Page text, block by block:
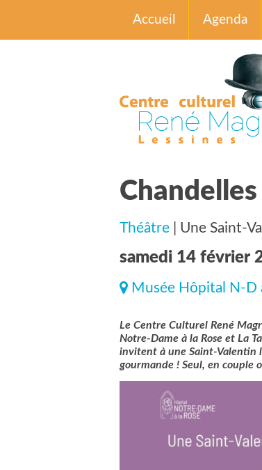
Accueil Agenda
Théâtre | Une Saint-
samedi 14 février
Musée Hôpital N-D
Le Centre Culturel René
Notre-Dame à la Rose et La
invitent à une Saint-Valentin
gourmande ! Seul, en couple